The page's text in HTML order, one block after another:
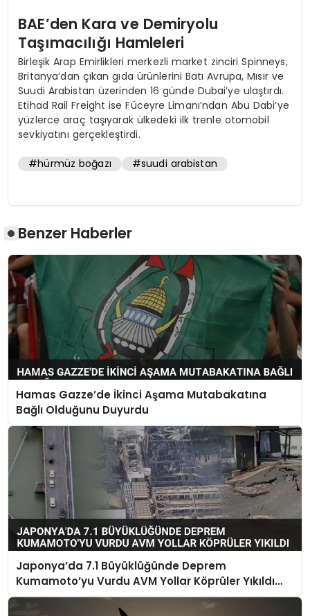
BAE’den Kara ve Demiryolu
Taşımacılığı Hamleleri
Birleşik Arap Emirlikleri merkezli market zinciri Spinneys,
Britanya’dan çıkan gıda ürünlerini Batı Avrupa, Mısır ve
Suudi Arabistan üzerinden 16 günde Dubai’ye ulaştırdı.
Etihad Rail Freight ise Füceyre Limanı’ndan Abu Dabi’ye
yüzlerce araç taşıyarak ülkedeki ilk trenle otomobil
sevkiyatını gerçekleştirdi.
#hürmüz boğazı #suudi arabistan
Benzer Haberler
Hamas Gazze’de İkinci Aşama Mutabakatına
Bağlı Olduğunu Duyurdu
Japonya’da 7.1 Büyüklüğünde Deprem
Kumamoto’yu Vurdu AVM Yollar Köprüler Yıkıldı
Çok Sayıda Can Kaybı Var